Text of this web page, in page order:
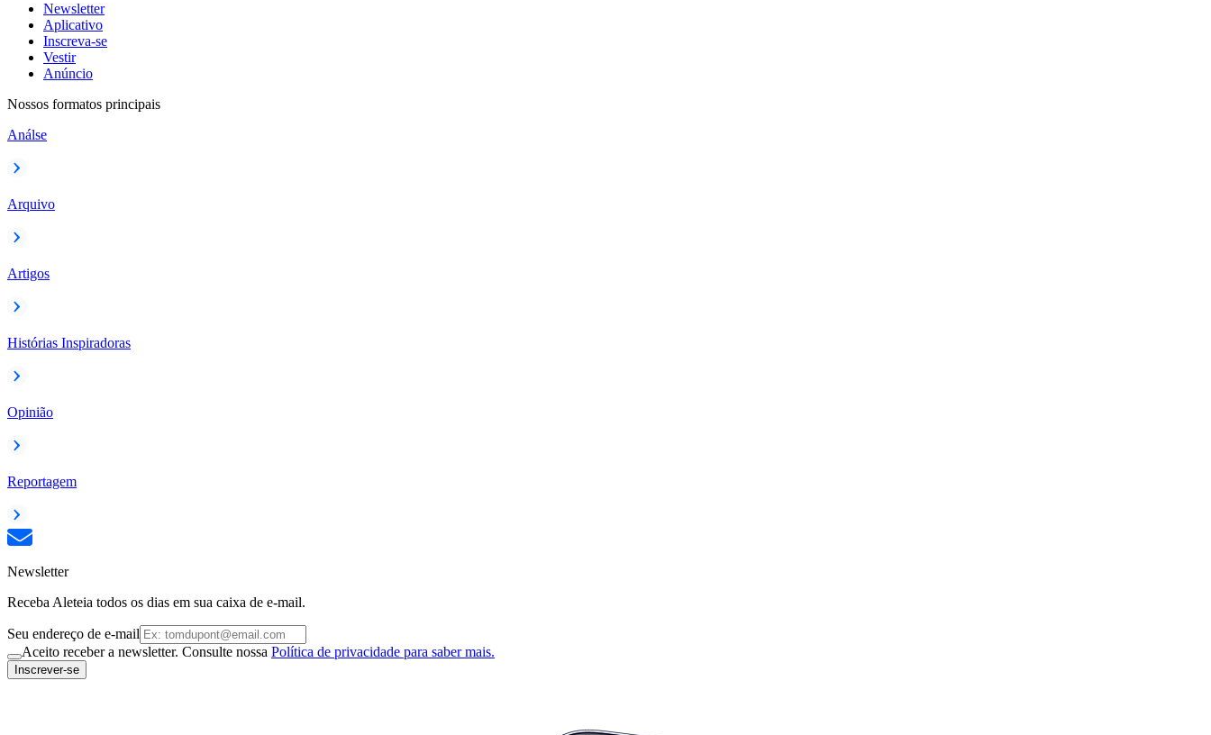
Newsletter
Aplicativo
Inscreva-se
Vestir
Anúncio
Nossos formatos principais
Análse
Arquivo
Artigos
Histórias Inspiradoras
Opinião
Reportagem
Newsletter
Receba Aleteia todos os dias em sua caixa de e-mail.
Seu endereço de e-mail
Aceito receber a newsletter. Consulte nossa Política de privacidade para saber mais.
Inscrever-se